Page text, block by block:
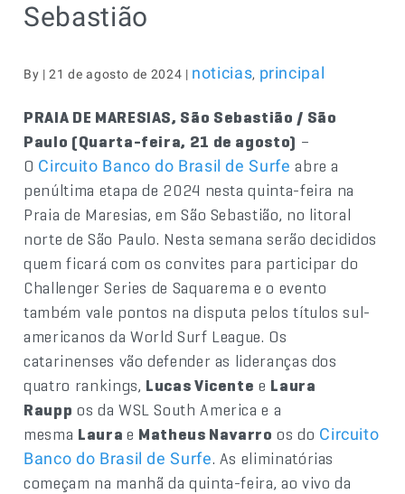
Sebastião
By | 21 de agosto de 2024 | noticias, principal
PRAIA DE MARESIAS, São Sebastião / São
Paulo (Quarta-feira, 21 de agosto) –
O Circuito Banco do Brasil de Surfe abre a
penúltima etapa de 2024 nesta quinta-feira na
Praia de Maresias, em São Sebastião, no litoral
norte de São Paulo. Nesta semana serão decididos
quem ficará com os convites para participar do
Challenger Series de Saquarema e o evento
também vale pontos na disputa pelos títulos sul-
americanos da World Surf League. Os
catarinenses vão defender as lideranças dos
quatro rankings, Lucas Vicente e Laura
Raupp os da WSL South America e a
mesma Laura e Matheus Navarro os do Circuito
Banco do Brasil de Surfe. As eliminatórias
começam na manhã da quinta-feira, ao vivo da